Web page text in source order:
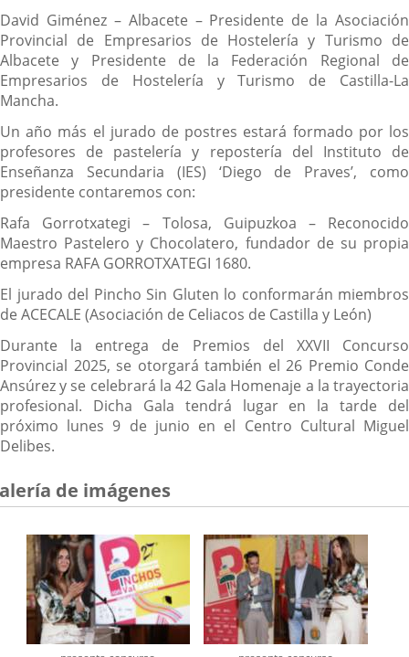
David Giménez – Albacete – Presidente de la Asociación
Provincial de Empresarios de Hostelería y Turismo de
Albacete y Presidente de la Federación Regional de
Empresarios de Hostelería y Turismo de Castilla-La
Mancha.
Un año más el jurado de postres estará formado por los
profesores de pastelería y repostería del Instituto de
Enseñanza Secundaria (IES) ‘Diego de Praves’, como
presidente contaremos con:
Rafa Gorrotxategi – Tolosa, Guipuzkoa – Reconocido
Maestro Pastelero y Chocolatero, fundador de su propia
empresa RAFA GORROTXATEGI 1680.
El jurado del Pincho Sin Gluten lo conformarán miembros
de ACECALE (Asociación de Celiacos de Castilla y León)
Durante la entrega de Premios del XXVII Concurso
Provincial 2025, se otorgará también el 26 Premio Conde
Ansúrez y se celebrará la 42 Gala Homenaje a la trayectoria
profesional. Dicha Gala tendrá lugar en la tarde del
próximo lunes 9 de junio en el Centro Cultural Miguel
Delibes.
de imágenes